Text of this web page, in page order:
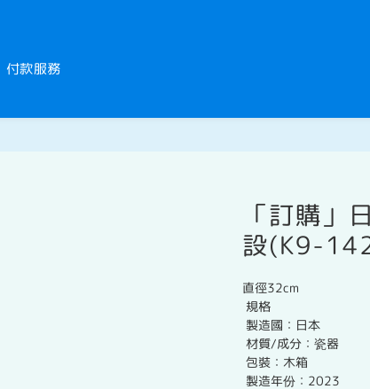
付款服務
「訂購」
設(K9-
直徑32cm
規格
製造國：日本
材質/成分：瓷器
包裝：木箱
製造年份：2023